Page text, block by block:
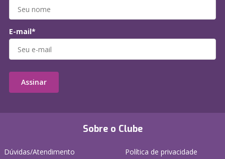
Sobre o Clube
Dúvidas/Atendimento
Política de privacidade
E-mail*
Assinar